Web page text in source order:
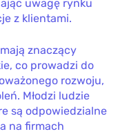
uwagę rynku
z klientami.
mają znaczący
co prowadzi do
rozwoju,
Młodzi ludzie
są odpowiedzialne
na firmach